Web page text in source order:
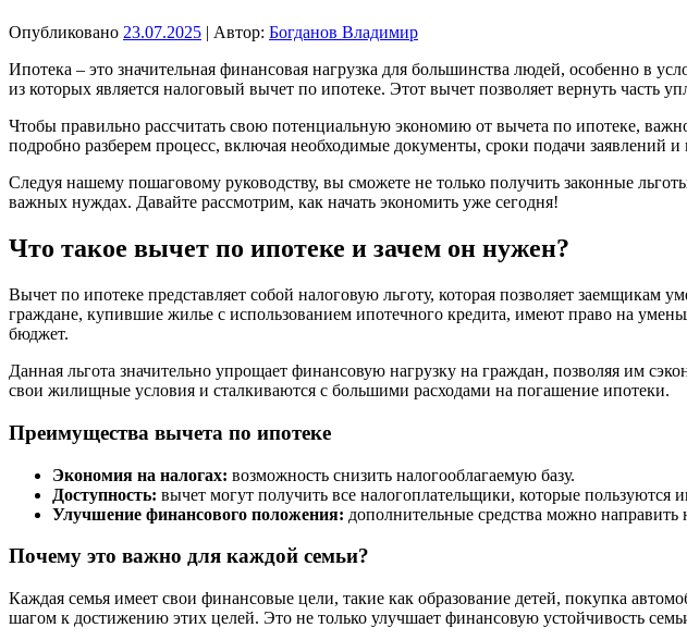
Опубликовано 23.07.2025 | Автор: Богданов Владимир
Ипотека – это значительная финансовая нагрузка для большинства людей, особенно в
из которых является налоговый вычет по ипотеке. Этот вычет позволяет вернуть часть
Чтобы правильно рассчитать свою потенциальную экономию от вычета по ипотеке,
подробно разберем процесс, включая необходимые документы, сроки подачи заявлений
Следуя нашему пошаговому руководству, вы сможете не только получить законные
важных нуждах. Давайте рассмотрим, как начать экономить уже сегодня!
Что такое вычет по ипотеке и зачем он нужен?
Вычет по ипотеке представляет собой налоговую льготу, которая позволяет
граждане, купившие жилье с использованием ипотечного кредита, имеют право на
бюджет.
Данная льгота значительно упрощает финансовую нагрузку на граждан, позволяя им
свои жилищные условия и сталкиваются с большими расходами на погашение ипотеки.
Преимущества вычета по ипотеке
Экономия на налогах: возможность снизить налогооблагаемую базу.
Доступность: вычет могут получить все налогоплательщики, которые пользуются
Улучшение финансового положения: дополнительные средства можно
Почему это важно для каждой семьи?
Каждая семья имеет свои финансовые цели, такие как образование детей, покупка
шагом к достижению этих целей. Это не только улучшает финансовую устойчивость